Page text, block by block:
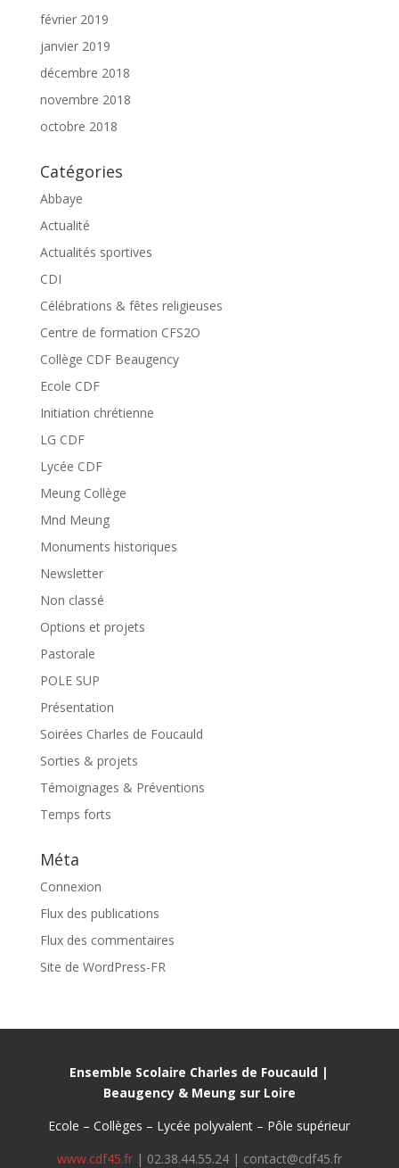
février 2019
janvier 2019
décembre 2018
novembre 2018
octobre 2018
Catégories
Abbaye
Actualité
Actualités sportives
CDI
Célébrations & fêtes religieuses
Centre de formation CFS2O
Collège CDF Beaugency
Ecole CDF
Initiation chrétienne
LG CDF
Lycée CDF
Meung Collège
Mnd Meung
Monuments historiques
Newsletter
Non classé
Options et projets
Pastorale
POLE SUP
Présentation
Soirées Charles de Foucauld
Sorties & projets
Témoignages & Préventions
Temps forts
Méta
Connexion
Flux des publications
Flux des commentaires
Site de WordPress-FR
Ensemble Scolaire Charles de Foucauld |
Beaugency & Meung sur Loire
Ecole – Collèges – Lycée polyvalent – Pôle supérieur
www.cdf45.fr| 02.38.44.55.24 | contact@cdf45.fr